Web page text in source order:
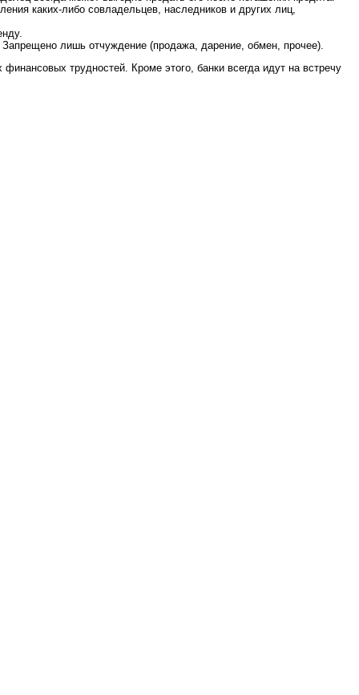
каких-либо совладельцев, наследников и других лиц,
лишь отчуждение (продажа, дарение, обмен, прочее).
трудностей. Кроме этого, банки всегда идут на встречу